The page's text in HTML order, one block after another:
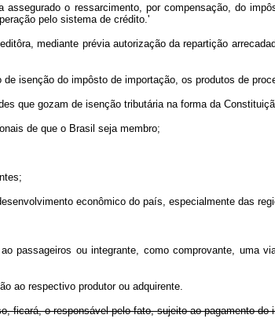
o ressarcimento, por compensação, do
pelo sistema de crédito.'
mediante prévia autorização da repartição
isenção do impôsto de importação, os produtos de
que gozam de isenção tributária na forma da
de que o Brasil seja membro;
econômico do país, especialmente das
ou integrante, como comprovante, uma
ao respectivo produtor ou adquirente.
ficará, o responsável pelo fato, sujeito ao pagamento